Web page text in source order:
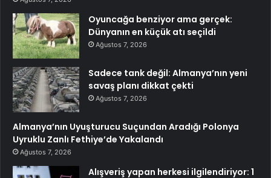
Oyuncağa benziyor ama gerçek:
Dünyanın en küçük atı seçildi
Ağustos 7, 2026
Sadece tank değil: Almanya’nın yeni
savaş planı dikkat çekti
Ağustos 7, 2026
Almanya’nın Uyuşturucu Suçundan Aradığı Polonya
Uyruklu Zanlı Fethiye’de Yakalandı
Ağustos 7, 2026
Alışveriş yapan herkesi ilgilendiriyor: 1